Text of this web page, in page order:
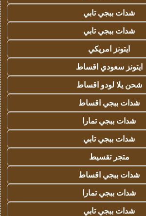
شدات ببجي تابي
شدات ببجي تابي
ايتونز امريكي
ايتونز سعودي اقساط
شحن يلا لودو اقساط
شدات ببجي اقساط
شدات ببجي تمارا
شدات ببجي تابي
متجر تقسيط
شدات ببجي اقساط
شدات ببجي تمارا
شدات ببجي تابي